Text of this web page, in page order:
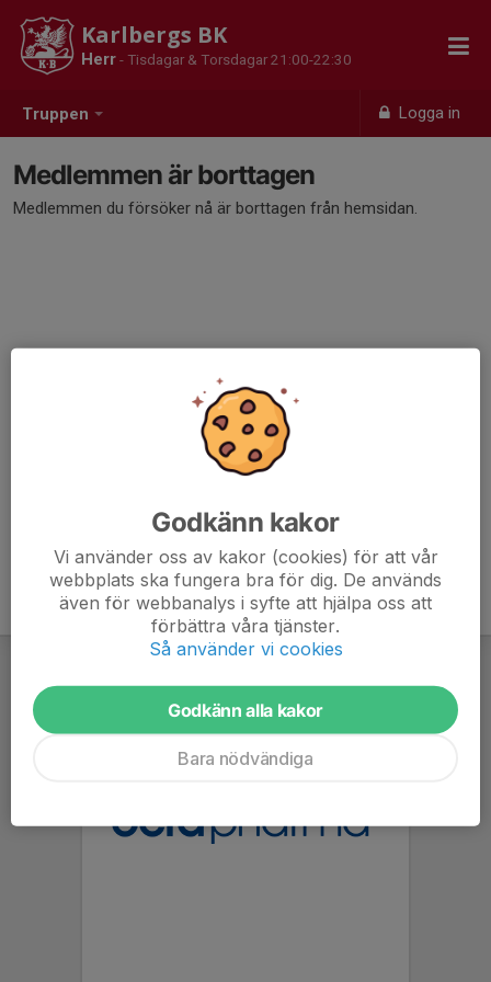
Truppen Logga in
Karlbergs BK
Herr- Tisdagar & Torsdagar 21:00-22:30
Medlemmen är borttagen
Medlemmen du försöker nå är borttagen från hemsidan.
Godkänn kakor
Vi använder oss av kakor (cookies) för att vår
webbplats ska fungera bra för dig. De används
även för webbanalys i syfte att hjälpa oss att
förbättra våra tjänster.
Så använder vi cookies
Godkänn alla kakor
Bara nödvändiga